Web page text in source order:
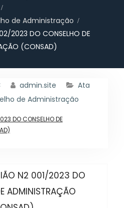
de Administração
2023 DO CONSELHO DE
(CONSAD)
admin.site
Ata
de Administração
DO CONSELHO DE
N2 001/2023 DO
ADMINISTRAÇÃO